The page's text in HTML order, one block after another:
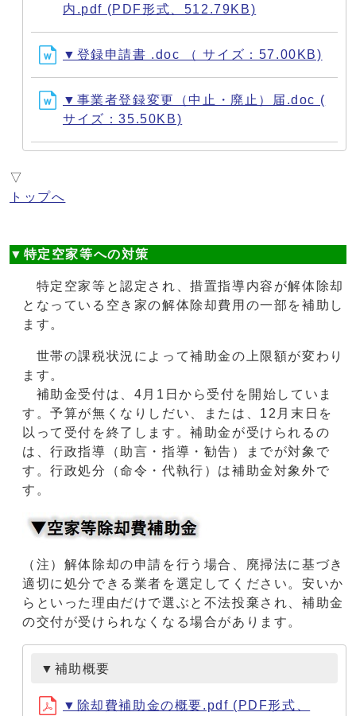
内.pdf (PDF形式、512.79KB)
▼登録申請書 .doc （ サイズ：57.00KB)
▼事業者登録変更（中止・廃止）届.doc (
サイズ：35.50KB)
▽
トップへ
▼特定空家等への対策
特定空家等と認定され、措置指導内容が解体除却
となっている空き家の解体除却費用の一部を補助し
ます。
世帯の課税状況によって補助金の上限額が変わり
ます。
補助金受付は、4月1日から受付を開始していま
す。予算が無くなりしだい、または、12月末日を
以って受付を終了します。補助金が受けられるの
は、行政指導（助言・指導・勧告）までが対象で
す。行政処分（命令・代執行）は補助金対象外で
す。
（注）解体除却の申請を行う場合、廃掃法に基づき
適切に処分できる業者を選定してください。安いか
らといった理由だけで選ぶと不法投棄され、補助金
の交付が受けられなくなる場合があります。
▼補助概要
▼除却費補助金の概要.pdf (PDF形式、